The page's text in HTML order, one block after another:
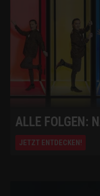
ALLE FOLGEN:
JETZT ENTDECKEN!